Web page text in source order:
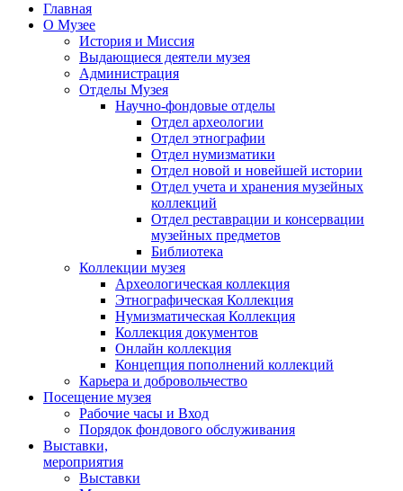
Главная
О Музее
История и Миссия
Выдающиеся деятели музея
Администрация
Отделы Музея
Научно-фондовые отделы
Отдел археологии
Отдел этнографии
Отдел нумизматики
Отдел новой и новейшей истории
Отдел учета и хранения музейных
коллекций
Отдел реставрации и консервации
музейных предметов
Библиотека
Коллекции музея
Археологическая коллекция
Этнографическая Коллекция
Нумизматическая Коллекция
Коллекция документов
Онлайн коллекция
Концепция пополнений коллекций
Карьера и добровольчество
Посещение музея
Рабочие часы и Вход
Порядок фондового обслуживания
Выставки,
мероприятия
Выставки